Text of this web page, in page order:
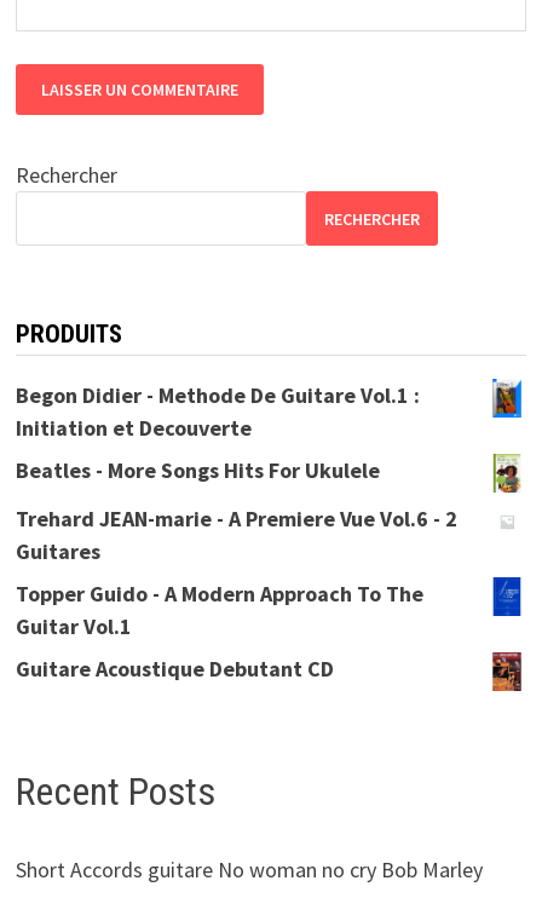
Rechercher
RECHERCHER
PRODUITS
Begon Didier - Methode De Guitare Vol.1 :
Initiation et Decouverte
Beatles - More Songs Hits For Ukulele
Trehard JEAN-marie - A Premiere Vue Vol.6 - 2
Guitares
Topper Guido - A Modern Approach To The
Guitar Vol.1
Guitare Acoustique Debutant CD
Recent Posts
Short Accords guitare No woman no cry Bob Marley